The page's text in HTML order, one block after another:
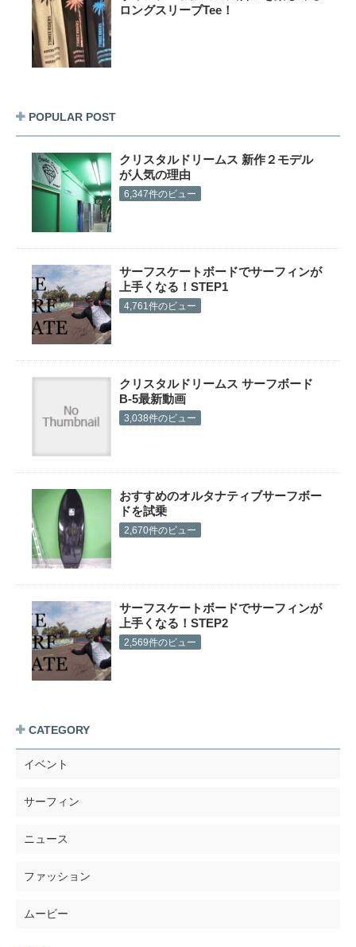
ロングスリーブTee！
POPULAR POST
クリスタルドリームス 新作２モデル
が人気の理由
6,347件のビュー
サーフスケートボードでサーフィンが
上手くなる！STEP1
4,761件のビュー
クリスタルドリームス サーフボード
B-5最新動画
3,038件のビュー
おすすめのオルタナティブサーフボー
ドを試乗
2,670件のビュー
サーフスケートボードでサーフィンが
上手くなる！STEP2
2,569件のビュー
CATEGORY
イベント
サーフィン
ニュース
ファッション
ムービー